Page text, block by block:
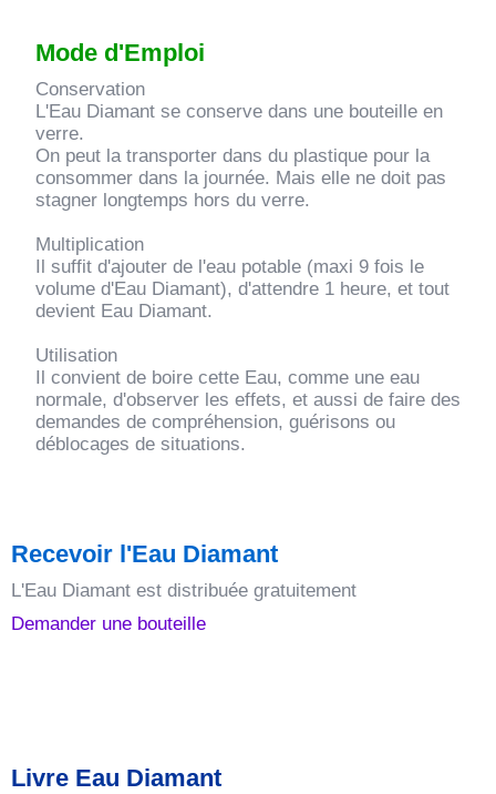
Mode d'Emploi
Conservation
L'Eau Diamant se conserve dans une bouteille en
verre.
On peut la transporter dans du plastique pour la
consommer dans la journée. Mais elle ne doit pas
stagner longtemps hors du verre.
Multiplication
Il suffit d'ajouter de l'eau potable (maxi 9 fois le
volume d'Eau Diamant), d'attendre 1 heure, et tout
devient Eau Diamant.
Utilisation
Il convient de boire cette Eau, comme une eau
normale, d'observer les effets, et aussi de faire des
demandes de compréhension, guérisons ou
déblocages de situations.
Recevoir l'Eau Diamant
L'Eau Diamant est distribuée gratuitement
Demander une bouteille
Livre Eau Diamant